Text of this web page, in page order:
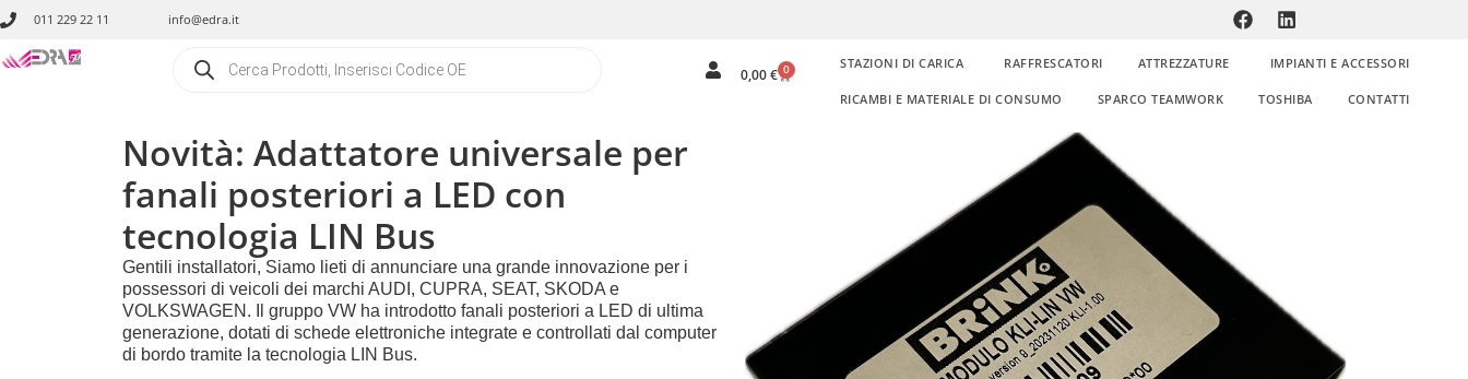
011 229 22 11 info@edra.it
0,00€ 0 STAZIONI DI CARICA RAFFRESCATORI ATTREZZATURE IMPIANTI E ACCESSORI
RICAMBI E MATERIALE DI CONSUMO SPARCO TEAMWORK TOSHIBA CONTATTI
Novità: Adattatore universale per
fanali posteriori a LED con
tecnologia LIN Bus
Gentili installatori, Siamo lieti di annunciare una grande innovazione per i
possessori di veicoli dei marchi AUDI, CUPRA, SEAT, SKODA e
VOLKSWAGEN. Il gruppo VW ha introdotto fanali posteriori a LED di ultima
generazione, dotati di schede elettroniche integrate e controllati dal computer
di bordo tramite la tecnologia LIN Bus.